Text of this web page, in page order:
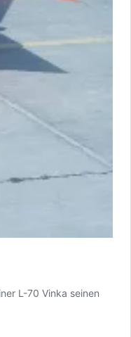
L-70 Vinka seinen